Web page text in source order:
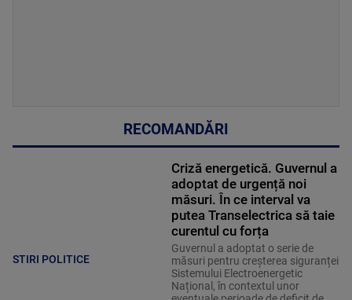
RECOMANDĂRI
STIRI POLITICE
Criză energetică. Guvernul a
adoptat de urgență noi
măsuri. În ce interval va
putea Transelectrica să taie
curentul cu forța
Guvernul a adoptat o serie de
măsuri pentru creșterea siguranței
Sistemului Electroenergetic
Național, în contextul unor